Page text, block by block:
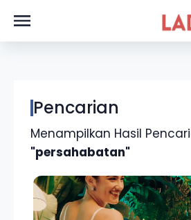
Pencarian
Menampilkan Hasil
"persahabatan"